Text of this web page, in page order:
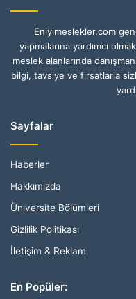
Eniyimeslekler.com
yapmalarına yardımcı
meslek alanlarında
bilgi, tavsiye ve fırsatlarla
Sayfalar
Haberler
Hakkımızda
Üniversite Bölümleri
Gizlilik Politikası
İletişim & Reklam
En Popüler: